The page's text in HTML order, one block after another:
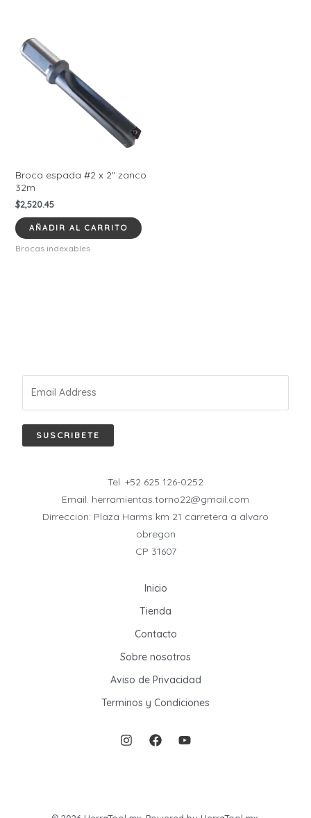
Broca espada #2 x 2″ zanco
32m
$2,520.45
AÑADIR AL CARRITO
Brocas indexables
SUSCRIBETE
Tel. +52 625 126-0252
Email. herramientas.torno22@gmail.com
Dirreccion: Plaza Harms km 21 carretera a alvaro
obregon
CP 31607
Inicio
Tienda
Contacto
Sobre nosotros
Aviso de Privacidad
Terminos y Condiciones